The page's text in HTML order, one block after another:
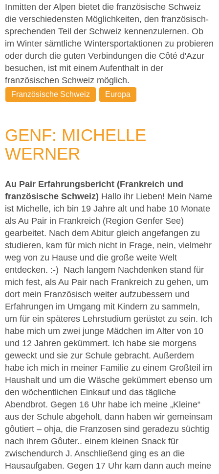
Inmitten der Alpen bietet die französische Schweiz
die verschiedensten Möglichkeiten, den französisch-
sprechenden Teil der Schweiz kennenzulernen. Ob
im Winter sämtliche Wintersportaktionen zu probieren
oder durch die guten Verbindungen die Côté d'Azur
besuchen, ist mit einem Aufenthalt in der
französischen Schweiz möglich.
Französische Schweiz Europa
GENF: MICHELLE
WERNER
Au Pair Erfahrungsbericht (Frankreich und
französische Schweiz) Hallo ihr Lieben! Mein Name
ist Michelle, ich bin 19 Jahre alt und habe 10 Monate
als Au Pair in Frankreich (Region Genfer See)
gearbeitet. Nach dem Abitur gleich angefangen zu
studieren, kam für mich nicht in Frage, nein, vielmehr
weg von zu Hause und die große weite Welt
entdecken. :-) Nach langem Nachdenken stand für
mich fest, als Au Pair nach Frankreich zu gehen, um
dort mein Französisch weiter aufzubessern und
Erfahrungen im Umgang mit Kindern zu sammeln,
um für ein späteres Lehrstudium gerüstet zu sein. Ich
habe mich um zwei junge Mädchen im Alter von 10
und 12 Jahren gekümmert. Ich habe sie morgens
geweckt und sie zur Schule gebracht. Außerdem
habe ich mich in meiner Familie zu einem Großteil im
Haushalt und um die Wäsche gekümmert ebenso um
den wöchentlichen Einkauf und das tägliche
Abendbrot. Gegen 16 Uhr habe ich meine „Kleine“
aus der Schule abgeholt, dann haben wir gemeinsam
gôutiert – ohja, die Franzosen sind geradezu süchtig
nach ihrem Gôuter.. einem kleinen Snack für
zwischendurch J. Anschließend ging es an die
Hausaufgaben. Gegen 17 Uhr kam dann auch meine